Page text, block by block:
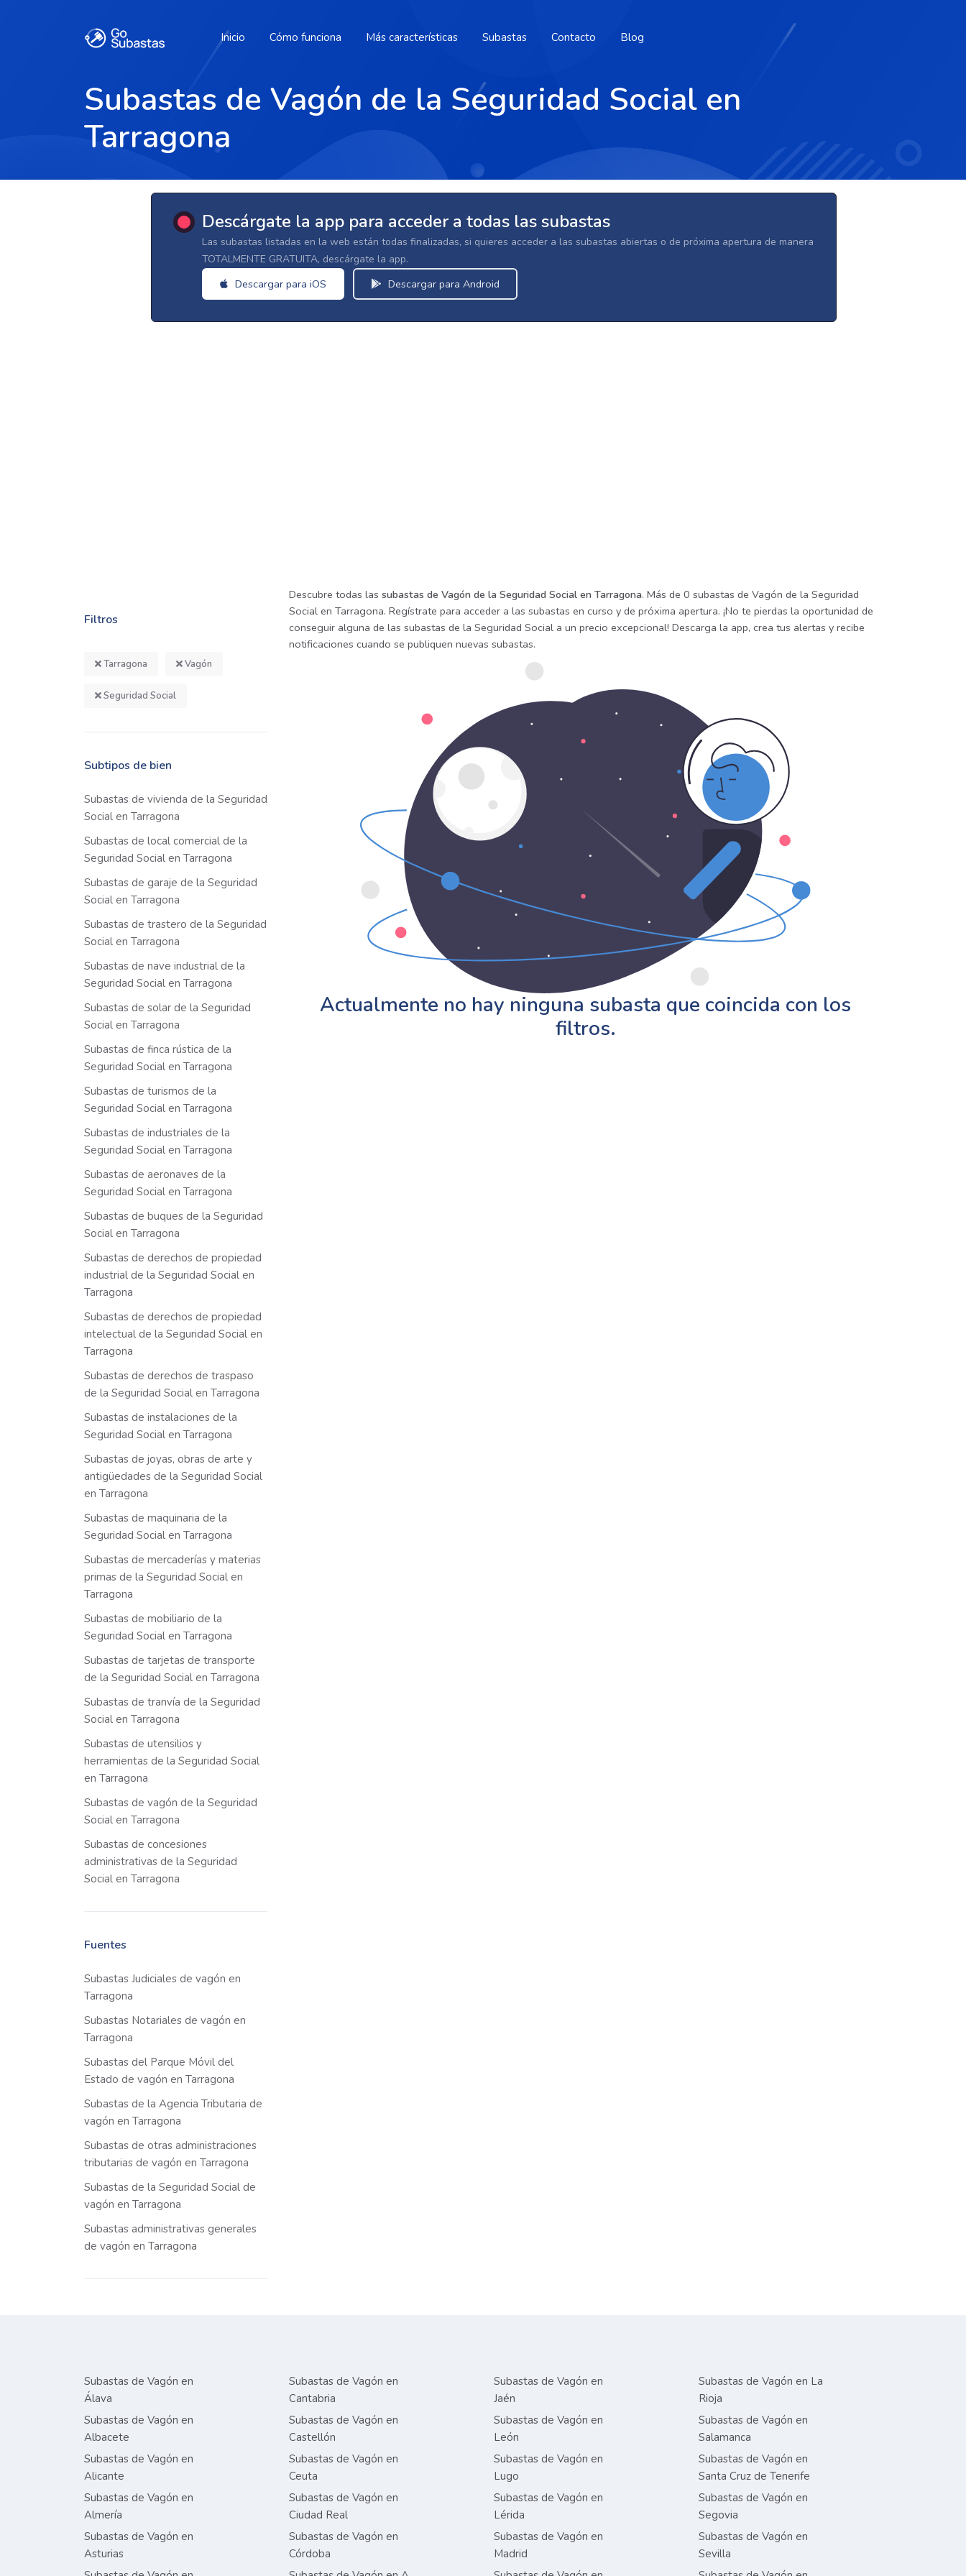
Inicio Cómo funciona Más características Subastas Contacto Blog
Subastas de Vagón de la Seguridad Social en
Tarragona
Descárgate la app para acceder a todas las subastas
Las subastas listadas en la web están todas finalizadas, si quieres acceder a las subastas abiertas o de próxima apertura de manera
TOTALMENTE GRATUITA, descárgate la app.
Descargar para iOS Descargar para Android
Filtros
Tarragona Vagón
Seguridad Social
Subtipos de bien
Subastas de vivienda de la Seguridad
Social en Tarragona
Subastas de local comercial de la
Seguridad Social en Tarragona
Subastas de garaje de la Seguridad
Social en Tarragona
Subastas de trastero de la Seguridad
Social en Tarragona
Subastas de nave industrial de la
Seguridad Social en Tarragona
Subastas de solar de la Seguridad
Social en Tarragona
Subastas de finca rústica de la
Seguridad Social en Tarragona
Subastas de turismos de la
Seguridad Social en Tarragona
Subastas de industriales de la
Seguridad Social en Tarragona
Subastas de aeronaves de la
Seguridad Social en Tarragona
Subastas de buques de la Seguridad
Social en Tarragona
Subastas de derechos de propiedad
industrial de la Seguridad Social en
Tarragona
Subastas de derechos de propiedad
intelectual de la Seguridad Social en
Tarragona
Subastas de derechos de traspaso
de la Seguridad Social en Tarragona
Subastas de instalaciones de la
Seguridad Social en Tarragona
Subastas de joyas, obras de arte y
antigüedades de la Seguridad Social
en Tarragona
Subastas de maquinaria de la
Seguridad Social en Tarragona
Subastas de mercaderías y materias
primas de la Seguridad Social en
Tarragona
Subastas de mobiliario de la
Seguridad Social en Tarragona
Subastas de tarjetas de transporte
de la Seguridad Social en Tarragona
Subastas de tranvía de la Seguridad
Social en Tarragona
Subastas de utensilios y
herramientas de la Seguridad Social
en Tarragona
Subastas de vagón de la Seguridad
Social en Tarragona
Subastas de concesiones
administrativas de la Seguridad
Social en Tarragona
Fuentes
Subastas Judiciales de vagón en
Tarragona
Subastas Notariales de vagón en
Tarragona
Subastas del Parque Móvil del
Estado de vagón en Tarragona
Subastas de la Agencia Tributaria de
vagón en Tarragona
Subastas de otras administraciones
tributarias de vagón en Tarragona
Subastas de la Seguridad Social de
vagón en Tarragona
Subastas administrativas generales
de vagón en Tarragona
Descubre todas las subastas de Vagón de la Seguridad Social en Tarragona. Más de 0 subastas de Vagón de la Seguridad
Social en Tarragona. Regístrate para acceder a las subastas en curso y de próxima apertura. ¡No te pierdas la oportunidad de
conseguir alguna de las subastas de la Seguridad Social a un precio excepcional! Descarga la app, crea tus alertas y recibe
notificaciones cuando se publiquen nuevas subastas.
Actualmente no hay ninguna subasta que coincida con los
filtros.
Subastas de Vagón en
Álava
Subastas de Vagón en
Albacete
Subastas de Vagón en
Alicante
Subastas de Vagón en
Almería
Subastas de Vagón en
Asturias
Subastas de Vagón en
Cantabria
Subastas de Vagón en
Castellón
Subastas de Vagón en
Ceuta
Subastas de Vagón en
Ciudad Real
Subastas de Vagón en
Córdoba
Subastas de Vagón en
Jaén
Subastas de Vagón en
León
Subastas de Vagón en
Lugo
Subastas de Vagón en
Lérida
Subastas de Vagón en
Madrid
Subastas de Vagón en La
Rioja
Subastas de Vagón en
Salamanca
Subastas de Vagón en
Santa Cruz de Tenerife
Subastas de Vagón en
Segovia
Subastas de Vagón en
Sevilla